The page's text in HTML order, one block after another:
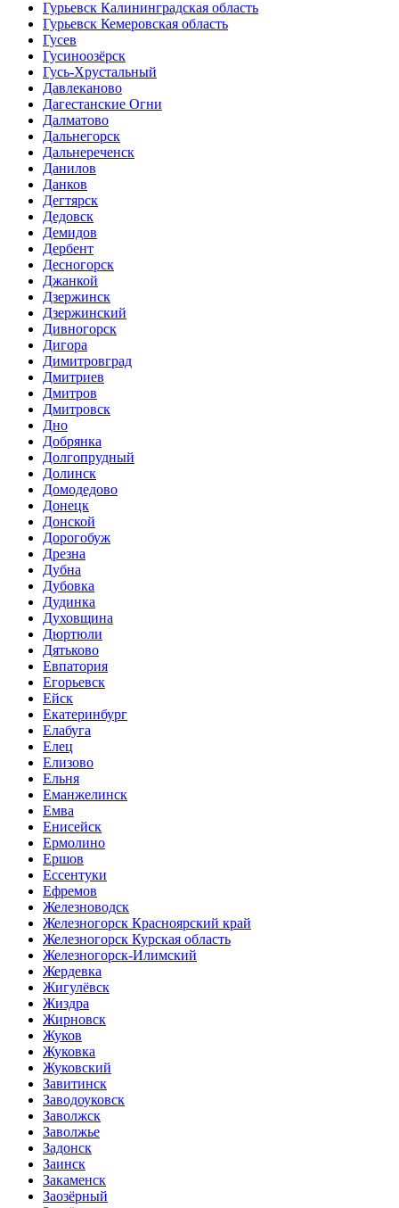
Гурьевск Калининградская область
Гурьевск Кемеровская область
Гусев
Гусиноозёрск
Гусь-Хрустальный
Давлеканово
Дагестанские Огни
Далматово
Дальнегорск
Дальнереченск
Данилов
Данков
Дегтярск
Дедовск
Демидов
Дербент
Десногорск
Джанкой
Дзержинск
Дзержинский
Дивногорск
Дигора
Димитровград
Дмитриев
Дмитров
Дмитровск
Дно
Добрянка
Долгопрудный
Долинск
Домодедово
Донецк
Донской
Дорогобуж
Дрезна
Дубна
Дубовка
Дудинка
Духовщина
Дюртюли
Дятьково
Евпатория
Егорьевск
Ейск
Екатеринбург
Елабуга
Елец
Елизово
Ельня
Еманжелинск
Емва
Енисейск
Ермолино
Ершов
Ессентуки
Ефремов
Железноводск
Железногорск Красноярский край
Железногорск Курская область
Железногорск-Илимский
Жердевка
Жигулёвск
Жиздра
Жирновск
Жуков
Жуковка
Жуковский
Завитинск
Заводоуковск
Заволжск
Заволжье
Задонск
Заинск
Закаменск
Заозёрный